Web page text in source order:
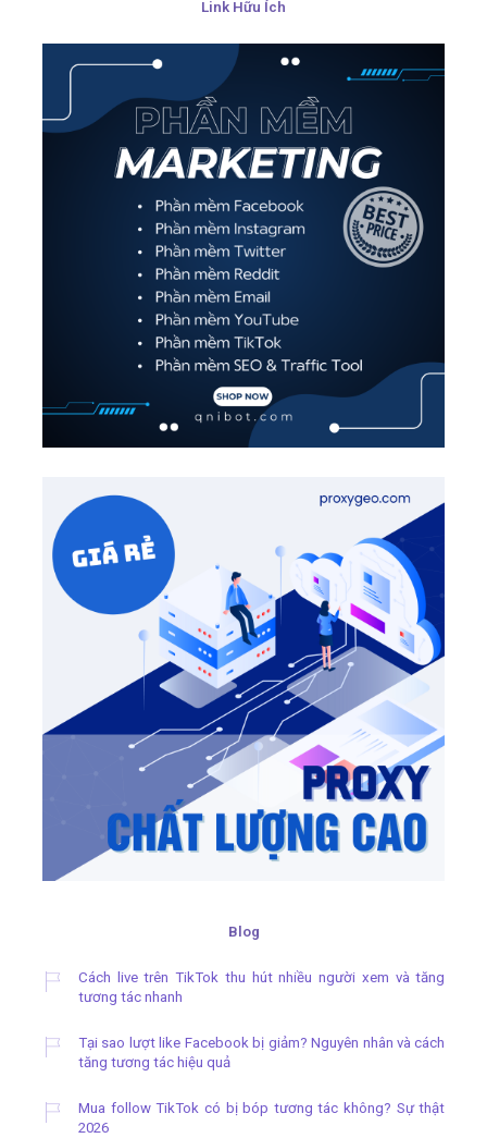
Link Hữu Ích
Blog
Cách live trên TikTok thu hút nhiều người xem và tăng
tương tác nhanh
Tại sao lượt like Facebook bị giảm? Nguyên nhân và cách
tăng tương tác hiệu quả
Mua follow TikTok có bị bóp tương tác không? Sự thật
2026